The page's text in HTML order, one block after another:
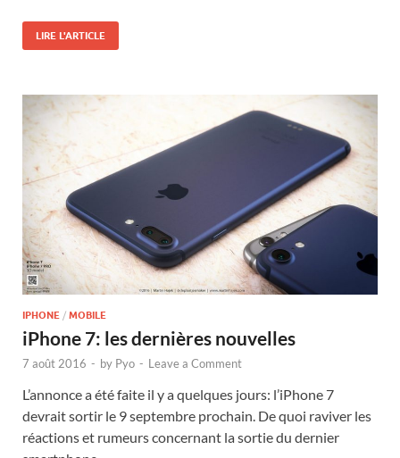
LIRE L'ARTICLE
IPHONE / MOBILE
iPhone 7: les dernières nouvelles
7 août 2016 - by Pyo - Leave a Comment
L’annonce a été faite il y a quelques jours: l’iPhone 7
devrait sortir le 9 septembre prochain. De quoi raviver les
réactions et rumeurs concernant la sortie du dernier